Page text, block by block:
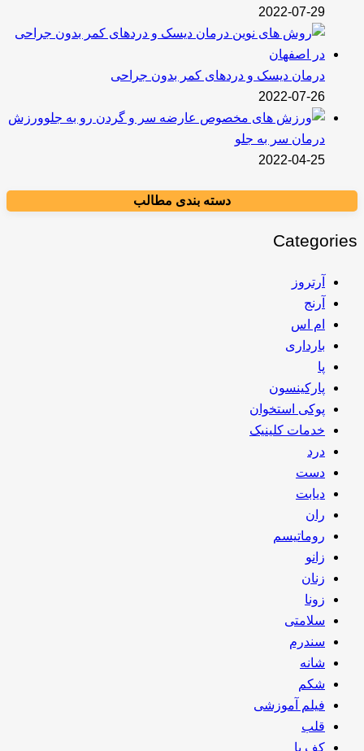
2022-07-29
درمان دیسک و دردهای کمر بدون جراحی
2022-07-26
ورزش
درمان سر به جلو
2022-04-25
دسته بندی مطالب
Categories
آرتروز
آرنج
ام اس
بارداری
پا
پارکینسون
پوکی استخوان
خدمات کلینیک
درد
دست
دیابت
ران
روماتیسم
زانو
زنان
زونا
سلامتی
سندرم
شانه
شکم
فیلم آموزشی
قلب
کف پا